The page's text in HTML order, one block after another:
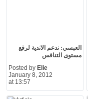
العبسي: ندعم الاندية لرفع
مستوى التنافس
Posted by Elie
January 8, 2012
at 13:57